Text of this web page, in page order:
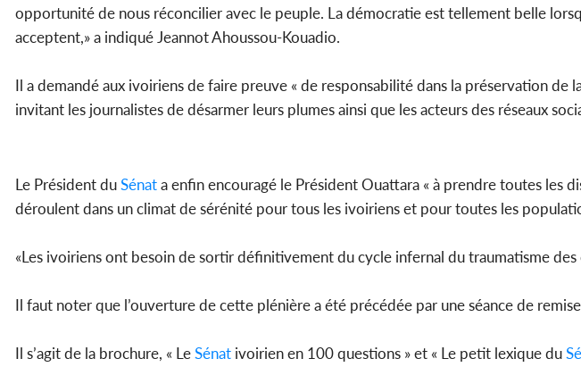
opportunité de nous réconcilier avec le peuple. La démocratie est tellement belle
acceptent,» a indiqué Jeannot Ahoussou-Kouadio.
Il a demandé aux ivoiriens de faire preuve « de responsabilité dans la préservation de
invitant les journalistes de désarmer leurs plumes ainsi que les acteurs des réseaux
Le Président duSénata enfin encouragé le Président Ouattara « à prendre toutes les
déroulent dans un climat de sérénité pour tous les ivoiriens et pour toutes les
«Les ivoiriens ont besoin de sortir définitivement du cycle infernal du traumatisme
Il faut noter que l’ouverture de cette plénière a été précédée par une séance de
Il s’agit de la brochure, « LeSénat ivoirien en 100 questions » et « Le petit lexique du